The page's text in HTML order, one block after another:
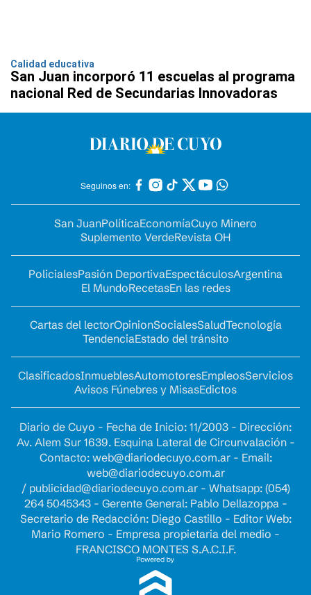
Calidad educativa
San Juan incorporó 11 escuelas al programa
nacional Red de Secundarias Innovadoras
Seguinos en:
San JuanPolíticaEconomíaCuyo Minero
Suplemento VerdeRevista OH
PolicialesPasión DeportivaEspectáculosArgentina
El MundoRecetasEn las redes
Cartas del lectorOpinionSocialesSaludTecnología
TendenciaEstado del tránsito
ClasificadosInmueblesAutomotoresEmpleosServicios
Avisos Fúnebres y MisasEdictos
Diario de Cuyo - Fecha de Inicio: 11/2003 - Dirección:
Av. Alem Sur 1639. Esquina Lateral de Circunvalación -
Contacto: web@diariodecuyo.com.ar- Email:
web@diariodecuyo.com.ar
/ publicidad@diariodecuyo.com.ar- Whatsapp: (054)
264 5045343 - Gerente General: Pablo Dellazoppa -
Secretario de Redacción: Diego Castillo - Editor Web:
Mario Romero - Empresa propietaria del medio -
FRANCISCO MONTES S.A.C.I.F.